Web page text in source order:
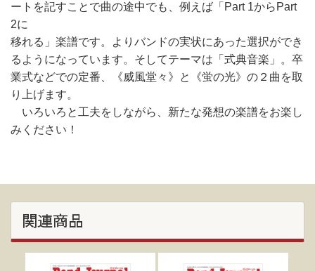
ートを記すことで曲の途中でも、例えば「Part 1からPart
2に
移れる」楽譜です。よりバンドの実状にあった選択ができ
るようになっています。そしてテーマは「式典音楽」。卒
業式などでの定番、《威風堂々》と《蛍の光》の２曲を取
り上げます。
いろいろと工夫をしながら、新たな発想の楽譜をお楽し
みください！
関連商品